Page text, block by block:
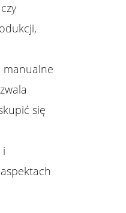
manualne
się
i